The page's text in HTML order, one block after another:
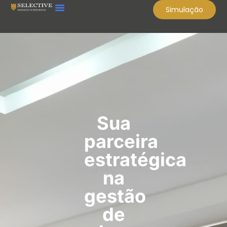
Simulação
Sua
parceira
estratégica
na
gestão
de